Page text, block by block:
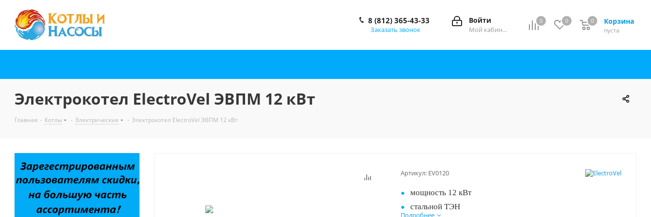
0 0 Корзина
0
пуста
0
Войти
Мой кабинет
8 (812) 365-43-33
Заказать звонок
Электрокотел ElectroVel ЭВПМ 12 кВт
Главная - Котлы - Электрические - Электрокотел ElectroVel ЭВПМ 12 кВт
Артикул: EV0120
мощность 12 кВт
стальной ТЭН
Подробнее